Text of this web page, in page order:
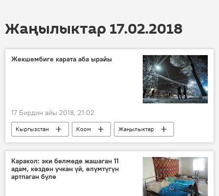
Жаңылыктар 17.02.2018
Жекшембиге карата аба ырайы
17 Бирдин айы 2018, 21:02
Кыргызстан Коом
Жаңылыктар
Кыргызгидромет
аба ырайы
Каракол: эки бөлмөдө жашаган 11
адам, көздөн учкан үй, өлүмтүгүн
артпаган бүлө